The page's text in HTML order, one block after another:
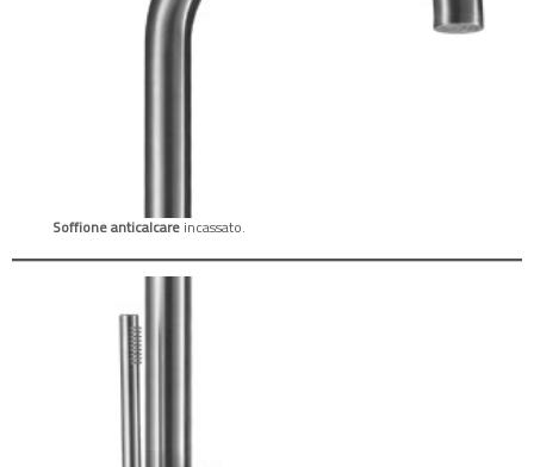
Soffione anticalcare incassato.